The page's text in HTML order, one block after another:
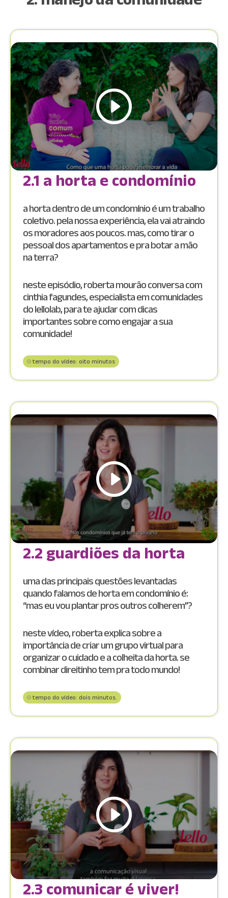
2.1 a horta e condomínio
a horta dentro de um condomínio é um trabalho
coletivo. pela nossa experiência, ela vai atraindo
os moradores aos poucos. mas, como tirar o
pessoal dos apartamentos e pra botar a mão
na terra?
neste episódio, roberta mourão conversa com
cinthia fagundes, especialista em comunidades
do lellolab, para te ajudar com dicas
importantes sobre como engajar a sua
comunidade!
tempo do vídeo: oito minutos
2.2 guardiões da horta
uma das principais questões levantadas
quando falamos de horta em condomínio é:
“mas eu vou plantar pros outros colherem”?
neste vídeo, roberta explica sobre a
importância de criar um grupo virtual para
organizar o cuidado e a colheita da horta. se
combinar direitinho tem pra todo mundo!
tempo do vídeo: dois minutos.
2.3 comunicar é viver!